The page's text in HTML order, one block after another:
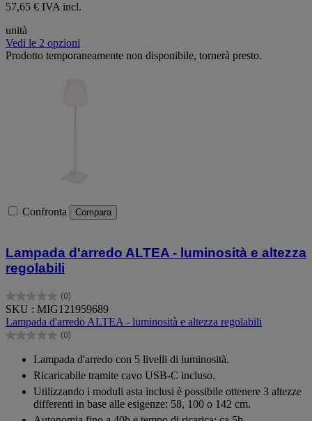
57,65 € IVA incl.
unità
Vedi le 2 opzioni
Prodotto temporaneamente non disponibile, tornerà presto.
Confronta Compara
Lampada d'arredo ALTEA - luminosità e altezza
regolabili
(0)
0.0
su
5
stelle.
SKU : MIG121959689
Lampada d'arredo ALTEA - luminosità e altezza regolabili
(0)
0.0
stelle.
Lampada d'arredo con 5 livelli di luminosità.
Ricaricabile tramite cavo USB-C incluso.
Utilizzando i moduli asta inclusi è possibile ottenere 3 altezze
differenti in base alle esigenze: 58, 100 o 142 cm.